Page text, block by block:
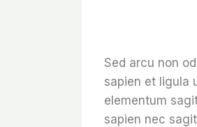
Sed arcu non
sapien et ligula
elementum
sapien nec